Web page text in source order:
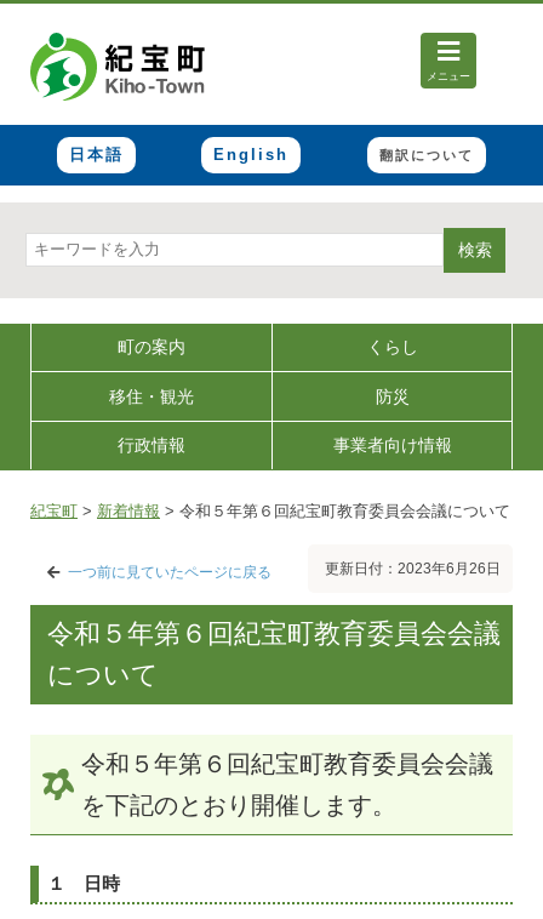
メニュー
日本語 English 翻訳について
検索
町の案内 くらし
移住・観光 防災
行政情報 事業者向け情報
紀宝町 > 新着情報 > 令和５年第６回紀宝町教育委員会会議について
一つ前に見ていたページに戻る 更新日付：2023年6月26日
令和５年第６回紀宝町教育委員会会議
について
令和５年第６回紀宝町教育委員会会議
を下記のとおり開催します。
１ 日時